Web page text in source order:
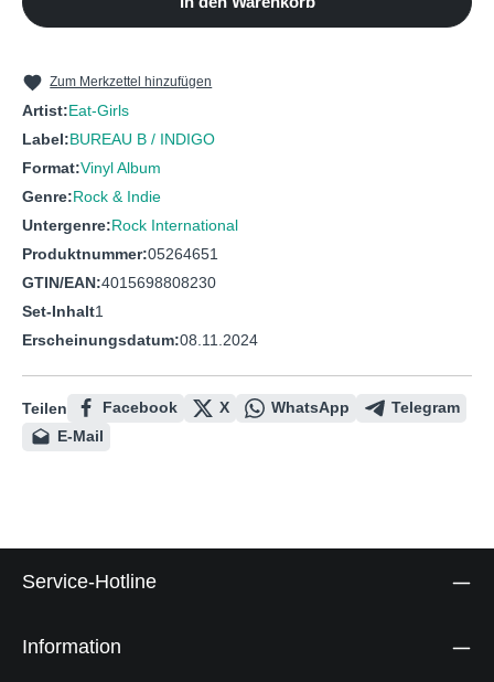
Zum Merkzettel hinzufügen
Artist:Eat-Girls
Label:BUREAU B / INDIGO
Format:Vinyl Album
Genre:Rock & Indie
Untergenre:Rock International
Produktnummer:05264651
GTIN/EAN:4015698808230
Set-Inhalt1
Erscheinungsdatum:08.11.2024
Teilen Facebook X WhatsApp
Telegram
E-Mail
Service-Hotline
Information